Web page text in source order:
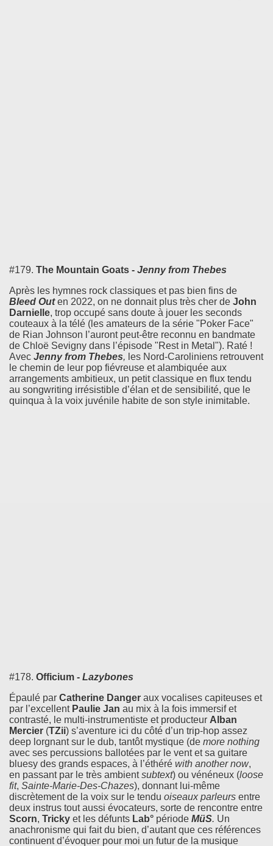
#179. The Mountain Goats - Jenny from Thebes
Après les hymnes rock classiques et pas bien fins de
Bleed Out en 2022, on ne donnait plus très cher de John
Darnielle, trop occupé sans doute à jouer les seconds
couteaux à la télé (les amateurs de la série "Poker Face"
de Rian Johnson l’auront peut-être reconnu en bandmate
de Chloë Sevigny dans l’épisode "Rest in Metal"). Raté !
Avec Jenny from Thebes, les Nord-Caroliniens retrouvent
le chemin de leur pop fiévreuse et alambiquée aux
arrangements ambitieux, un petit classique en flux tendu
au songwriting irrésistible d’élan et de sensibilité, que le
quinqua à la voix juvénile habite de son style inimitable.
#178. Officium - Lazybones
Épaulé par Catherine Danger aux vocalises capiteuses et
par l’excellent Paulie Jan au mix à la fois immersif et
contrasté, le multi-instrumentiste et producteur Alban
Mercier (TZii) s’aventure ici du côté d’un trip-hop assez
deep lorgnant sur le dub, tantôt mystique (de more nothing
avec ses percussions ballotées par le vent et sa guitare
bluesy des grands espaces, à l’éthéré with another now,
en passant par le très ambientsubtext) ou vénéneux (loose
fit, Sainte-Marie-Des-Chazes), donnant lui-même
discrètement de la voix sur le tendu oiseaux parleurs entre
deux instrus tout aussi évocateurs, sorte de rencontre entre
Scorn, Tricky et les défunts Lab° période MüS. Un
anachronisme qui fait du bien, d’autant que ces références
continuent d’évoquer pour moi un futur de la musique